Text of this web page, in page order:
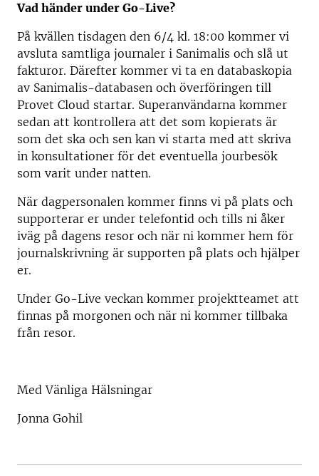
Vad händer under Go-Live?
På kvällen tisdagen den 6/4 kl. 18:00 kommer vi
avsluta samtliga journaler i Sanimalis och slå ut
fakturor. Därefter kommer vi ta en databaskopia
av Sanimalis-databasen och överföringen till
Provet Cloud startar. Superanvändarna kommer
sedan att kontrollera att det som kopierats är
som det ska och sen kan vi starta med att skriva
in konsultationer för det eventuella jourbesök
som varit under natten.
När dagpersonalen kommer finns vi på plats och
supporterar er under telefontid och tills ni åker
iväg på dagens resor och när ni kommer hem för
journalskrivning är supporten på plats och hjälper
er.
Under Go-Live veckan kommer projektteamet att
finnas på morgonen och när ni kommer tillbaka
från resor.
Med Vänliga Hälsningar
Jonna Gohil